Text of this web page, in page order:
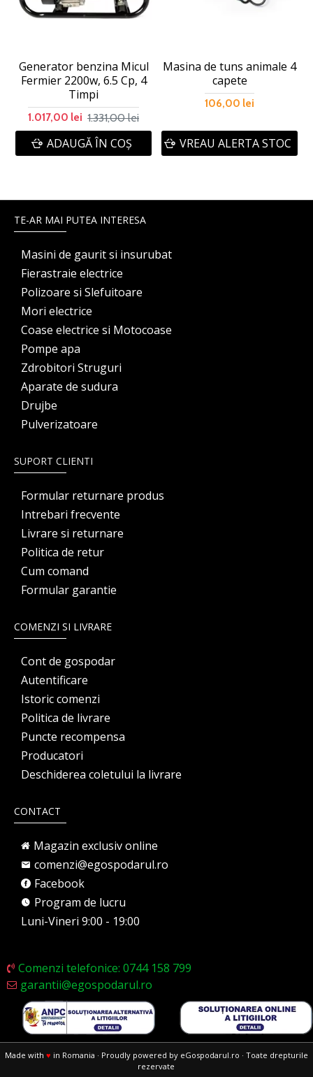
Generator benzina Micul
Fermier 2200w, 6.5 Cp, 4
Timpi
1.017,00 lei 1.331,00 lei
ADAUGĂ ÎN COŞ
Masina de tuns animale 4
capete
106,00 lei
VREAU ALERTA STOC
TE-AR MAI PUTEA INTERESA
Masini de gaurit si insurubat
Fierastraie electrice
Polizoare si Slefuitoare
Mori electrice
Coase electrice si Motocoase
Pompe apa
Zdrobitori Struguri
Aparate de sudura
Drujbe
Pulverizatoare
SUPORT CLIENTI
Formular returnare produs
Intrebari frecvente
Livrare si returnare
Politica de retur
Cum comand
Formular garantie
COMENZI SI LIVRARE
Cont de gospodar
Autentificare
Istoric comenzi
Politica de livrare
Puncte recompensa
Producatori
Deschiderea coletului la livrare
CONTACT
Magazin exclusiv online
comenzi@egospodarul.ro
Facebook
Program de lucru
Luni-Vineri 9:00 - 19:00
Comenzi telefonice: 0744 158 799
garantii@egospodarul.ro
Made with ♥ in Romania · Proudly powered by eGospodarul.ro · Toate drepturile
rezervate